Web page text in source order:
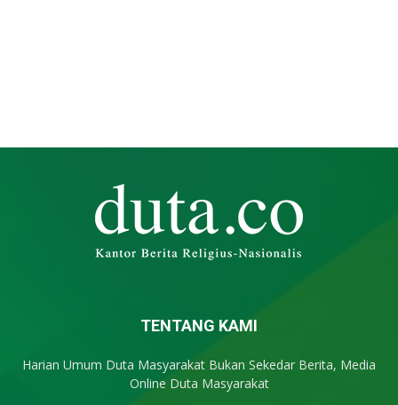
TENTANG KAMI
Harian Umum Duta Masyarakat Bukan Sekedar Berita, Media
Online Duta Masyarakat